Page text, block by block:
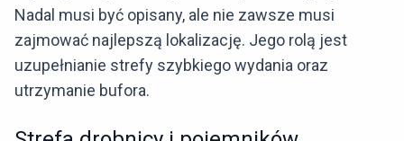
Nadal musi być opisany, ale nie zawsze musi
zajmować najlepszą lokalizację. Jego rolą jest
uzupełnianie strefy szybkiego wydania oraz
utrzymanie bufora.